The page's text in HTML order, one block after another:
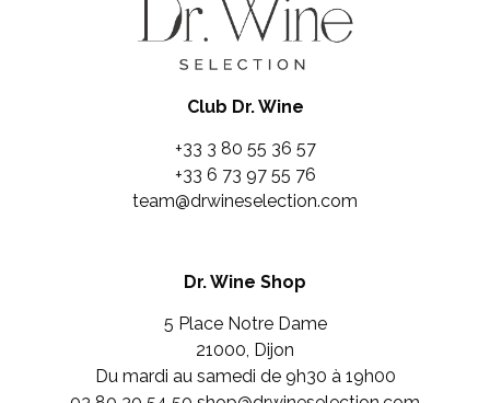
Club Dr. Wine
+33 3 80 55 36 57
+33 6 73 97 55 76
team@drwineselection.com
Dr. Wine Shop
5 Place Notre Dame
21000, Dijon
Du mardi au samedi de 9h30 à 19h00